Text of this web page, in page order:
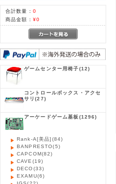
合計数量： 0
商品金額： ¥0
ゲームセンター用椅子(12)
コントロールボックス・アクセ
サリ(27)
アーケードゲーム基板 (1296)
Rank-A[美品] (84)
BANPRESTO(5)
CAPCOM(82)
CAVE (19)
DECO(33)
EXAMU(6)